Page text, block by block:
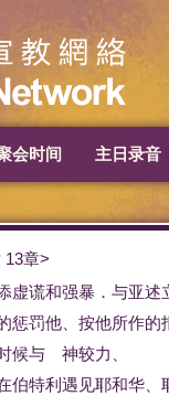
会时间 主日录音
13章>
虚谎和强暴 ． 与亚述
惩罚他 按他所作的
候与 神较力
伯特利 遇见耶和华